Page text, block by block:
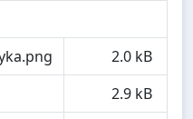
2.0 kB
2.9 kB